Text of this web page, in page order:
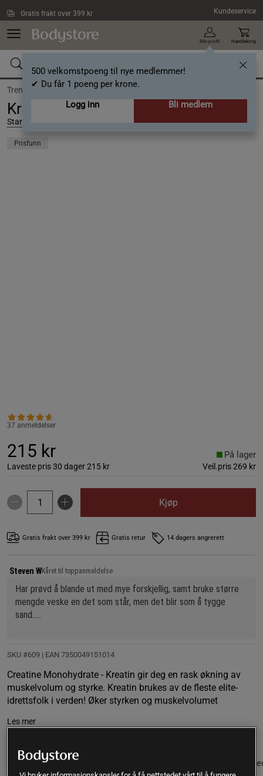
Gratis frakt over 399 kr Kundeservice
Min profil
500 velkomstpoeng til nye medlemmer!
✔ Du får 1 poeng per krone.
Logg inn
Bli medlem
Handlekorg
Trening / Sportnutrition / Kreatin
Kreatin Monohydrat 500 g
Star Nutrition
Prisfunn
37 anmeldelser
215 kr
Laveste pris 30 dager215 kr Veil.pris269 kr
På lager
Kjøp
Gratis frakt over 399 kr Gratis retur 14 dagers angrerett
Steven WKåret til toppanmeldelse
Har prøvd å blande ut med mye forskjellig, samt bruke større
mengde veske en det som står, men det blir som å tygge
sand..
SKU #609 | EAN 7350049151014
Creatine Monohydrate - Kreatin gir deg en rask økning av
muskelvolum og styrke. Kreatin brukes av de fleste elite-
idrettsfolk i verden! Øker styrken og muskelvolumet
Les mer
Informasjon Anmeldelser Næringsinformasjon &